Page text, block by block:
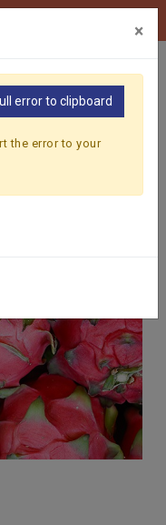
×
error to clipboard
the error to your